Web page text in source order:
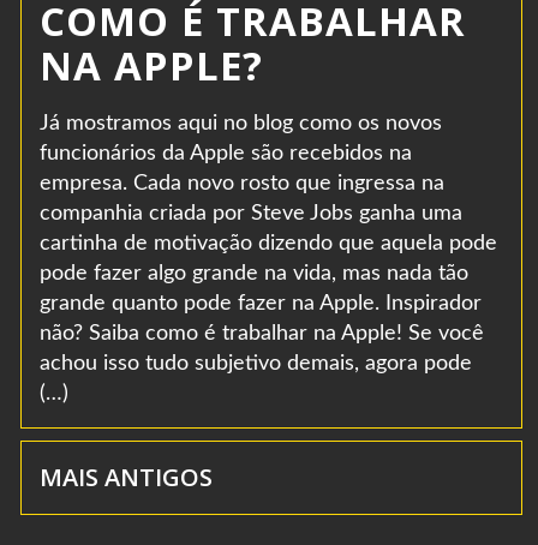
COMO É TRABALHAR
NA APPLE?
Já mostramos aqui no blog como os novos
funcionários da Apple são recebidos na
empresa. Cada novo rosto que ingressa na
companhia criada por Steve Jobs ganha uma
cartinha de motivação dizendo que aquela pode
pode fazer algo grande na vida, mas nada tão
grande quanto pode fazer na Apple. Inspirador
não? Saiba como é trabalhar na Apple! Se você
achou isso tudo subjetivo demais, agora pode
(…)
MAIS ANTIGOS